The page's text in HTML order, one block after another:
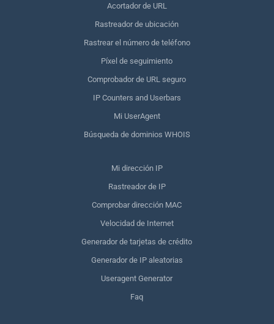
Acortador de URL
Rastreador de ubicación
Rastrear el número de teléfono
Píxel de seguimiento
Comprobador de URL seguro
IP Counters and Userbars
Mi UserAgent
Búsqueda de dominios WHOIS
Mi dirección IP
Rastreador de IP
Comprobar dirección MAC
Velocidad de Internet
Generador de tarjetas de crédito
Generador de IP aleatorias
Useragent Generator
Faq